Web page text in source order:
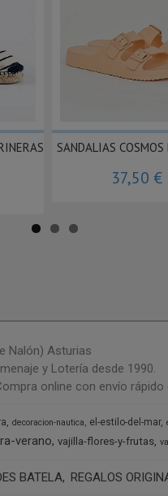
SANDALIAS
37,50 €
Nalón) Asturias
y Lotería desde 1990.
online con envío rápido
decoracion-nautica el-estilo-del-mar
verano vajilla-flores-y-frutas
BATELA REGALOS